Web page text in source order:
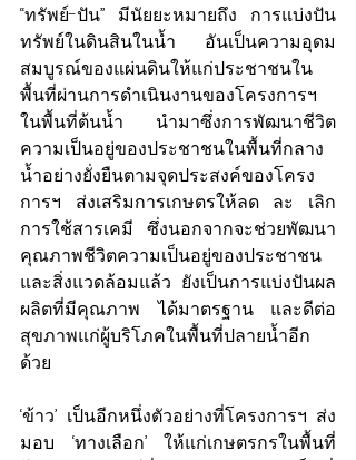
“ทรัพย์-ปัน” มีนัยยะหมายถึง การแบ่งปัน
ทรัพย์ในดินสินในน้ำ อันเป็นความอุดม
สมบูรณ์ของแผ่นดินให้แก่ประชาชนใน
พื้นที่ผ่านการดำเนินงานของโครงการฯ
ในพื้นที่ต้นน้ำ นำมาซึ่งการพัฒนาชีวิต
ความเป็นอยู่ของประชาชนในพื้นที่กลาง
น้ำอย่างยั่งยืนตามจุดประสงค์ของโครง
การฯ ส่งเสริมการเกษตรให้ลด ละ เลิก
การใช้สารเคมี ซึ่งนอกจากจะช่วยพัฒนา
คุณภาพชีวิตความเป็นอยู่ของประชาชน
และสิ่งแวดล้อมแล้ว ยังเป็นการแบ่งปันผล
ผลิตที่มีคุณภาพ ได้มาตรฐาน และดีต่อ
สุขภาพแก่ผู้บริโภคในพื้นที่ปลายน้ำอีก
ด้วย
‘ข้าว’ เป็นอีกหนึ่งตัวอย่างที่โครงการฯ ส่ง
มอบ ‘ทางเลือก’ ให้แก่เกษตรกรในพื้นที่